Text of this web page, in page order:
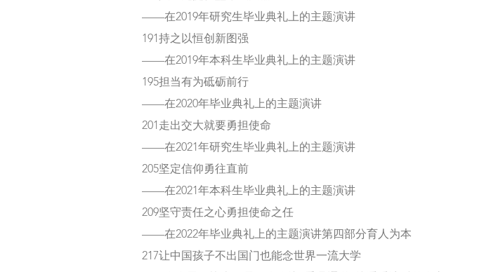
——在2019年研究生毕业典礼上的主题演讲
191持之以恒创新图强
——在2019年本科生毕业典礼上的主题演讲
195担当有为砥砺前行
——在2020年毕业典礼上的主题演讲
201走出交大就要勇担使命
——在2021年研究生毕业典礼上的主题演讲
205坚定信仰勇往直前
——在2021年本科生毕业典礼上的主题演讲
209坚守责任之心勇担使命之任
——在2022年毕业典礼上的主题演讲第四部分育人为本
217让中国孩子不出国门也能念世界一流大学